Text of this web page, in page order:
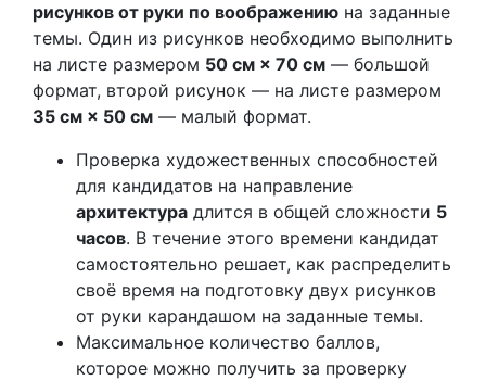
рисунков от руки по воображению на заданные
темы. Один из рисунков необходимо выполнить
на листе размером 50 см × 70 см — большой
формат, второй рисунок — на листе размером
35 см × 50 см — малый формат.
Проверка художественных способностей
для кандидатов на направление
архитектура длится в общей сложности 5
часов. В течение этого времени кандидат
самостоятельно решает, как распределить
своё время на подготовку двух рисунков
от руки карандашом на заданные темы.
Максимальное количество баллов,
которое можно получить за проверку